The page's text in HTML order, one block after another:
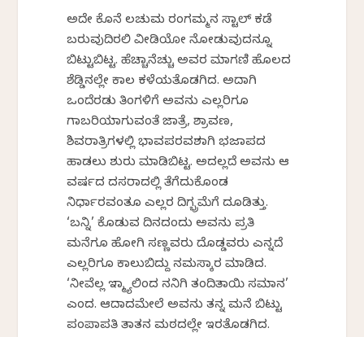
ಅದೇ ಕೊನೆ ಲಚುಮ ರಂಗಮ್ಮನ ಸ್ಟಾಲ್ ಕಡೆ
ಬರುವುದಿರಲಿ ವೀಡಿಯೋ ನೋಡುವುದನ್ನೂ
ಬಿಟ್ಟುಬಿಟ್ಟ. ಹೆಚ್ಚಾನೆಚ್ಚು ಅವರ ಮಾಗಣಿ ಹೊಲದ
ಶೆಡ್ಡಿನಲ್ಲೇ ಕಾಲ ಕಳೆಯತೊಡಗಿದ. ಅದಾಗಿ
ಒಂದೆರಡು ತಿಂಗಳಿಗೆ ಅವನು ಎಲ್ಲರಿಗೂ
ಗಾಬರಿಯಾಗುವಂತೆ ಜಾತ್ರೆ, ಶ್ರಾವಣ,
ಶಿವರಾತ್ರಿಗಳಲ್ಲಿ ಭಾವಪರವಶನಾಗಿ ಭಜನಾಪದ
ಹಾಡಲು ಶುರು ಮಾಡಿಬಿಟ್ಟ. ಅದಲ್ಲದೆ ಅವನು ಆ
ವರ್ಷದ ದಸರಾದಲ್ಲಿ ತೆಗೆದುಕೊಂಡ
ನಿರ್ಧಾರವಂತೂ ಎಲ್ಲರ ದಿಗ್ಭ್ರಮೆಗೆ ದೂಡಿತ್ತು.
‘ಬನ್ನಿ’ ಕೊಡುವ ದಿನದಂದು ಅವನು ಪ್ರತಿ
ಮನೆಗೂ ಹೋಗಿ ಸಣ್ಣವರು ದೊಡ್ಡವರು ಎನ್ನದೆ
ಎಲ್ಲರಿಗೂ ಕಾಲುಬಿದ್ದು ನಮಸ್ಕಾರ ಮಾಡಿದ.
‘ನೀವೆಲ್ಲ ಇನ್ಮ್ಯಾಲಿಂದ ನನಿಗಿ ತಂದಿತಾಯಿ ಸಮಾನ’
ಎಂದ. ಆದಾದಮೇಲೆ ಅವನು ತನ್ನ ಮನೆ ಬಿಟ್ಟು
ಪಂಪಾಪತಿ ತಾತನ ಮಠದಲ್ಲೇ ಇರತೊಡಗಿದ.